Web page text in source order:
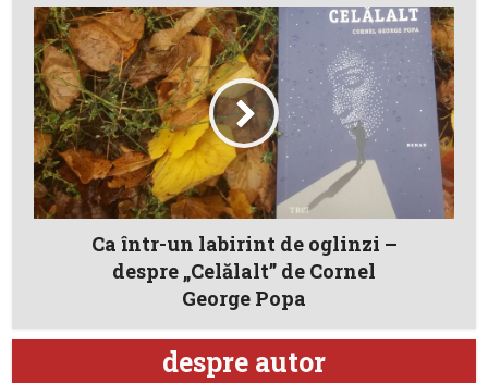
Ca într-un labirint de oglinzi –
despre „Celălalt” de Cornel
George Popa
despre autor